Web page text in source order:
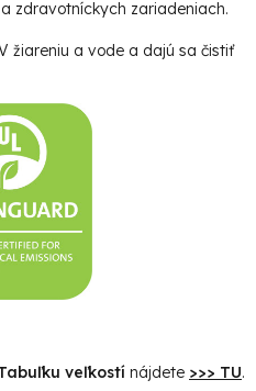
zdravotníckych zariadeniach.
žiareniu a vode a dajú sa čistiť
veľkostí nájdete >>> TU.